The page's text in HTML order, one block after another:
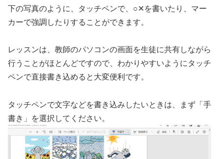
下の写真のように、タッチペンで、○✕を書いたり、マー
カーで強調したりすることができます。
レッスンは、教師のパソコンの画面を生徒に共有しながら
行うことがほとんどですので、わかりやすいようにタッチ
ペンで直接書き込めると大変便利です。
タッチペンで文字などを書き込みしたいときは、まず「手
書き」を選択してください。